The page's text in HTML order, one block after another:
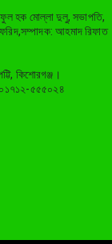
হক মোল্লা দুলু, সভাপতি,
আহমাদ রিফাত
কিশোরগঞ্জ।
৫৫৫০২৪